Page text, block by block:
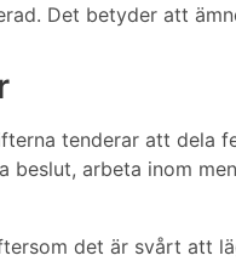
Det betyder att
tenderar att dela
beslut, arbeta inom
det är svårt att